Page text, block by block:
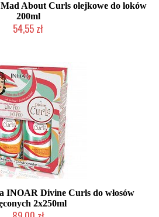
About Curls olejkowe do loków
200ml
54,55 zł
INOAR Divine Curls do włosów
2x250ml